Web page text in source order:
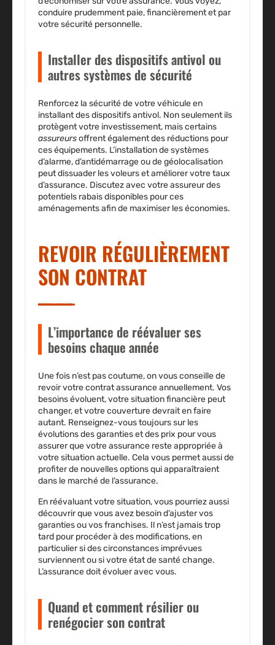
conduire prudemment paie, financièrement et par
votre sécurité personnelle.
Installer des dispositifs antivol ou
autres systèmes de sécurité
Renforcez la sécurité de votrevéhiculeen
installant des dispositifs antivol. Non seulement ils
protègent votre investissement, mais certains
assureursoffrent également des réductions pour
ces équipements. L’installation de systèmes
d’alarme, d’antidémarrage ou de géolocalisation
peut dissuader les voleurs et améliorer votre taux
d’assurance. Discutez avec votre assureur des
potentiels rabais disponibles pour ces
aménagements afin de maximiser les économies.
REVOIR RÉGULIÈREMENT
SON CONTRAT
L’importance de réévaluer ses
besoins chaque année
Une fois n’est pas coutume, on vous conseille de
revoir votrecontrat assuranceannuellement. Vos
besoins évoluent, votre situation financière peut
changer, et votre couverture devrait en faire
autant. Renseignez-vous toujours sur les
évolutions desgarantieset des prix pour vous
assurer que votre assurance reste appropriée à
votre situation actuelle. Cela vous permet aussi de
profiter de nouvelles options qui apparaîtraient
dans le marché de l’assurance.
En réévaluant votre situation, vous pourriez aussi
découvrir que vous avez besoin d’ajuster vos
garanties ou vos franchises. Il n’est jamais trop
tard pour procéder à des modifications, en
particulier si des circonstances imprévues
surviennent ou si votre état de santé change.
L’assurance doit évoluer avec vous.
Quand et comment résilier ou
renégocier son contrat